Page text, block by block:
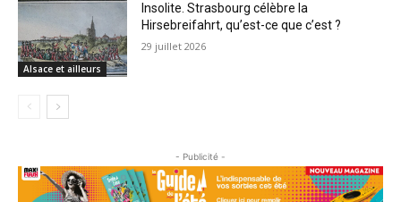
Alsace et ailleurs
Insolite. Strasbourg célèbre la
Hirsebreifahrt, qu’est-ce que c’est ?
29 juillet 2026
- Publicité -